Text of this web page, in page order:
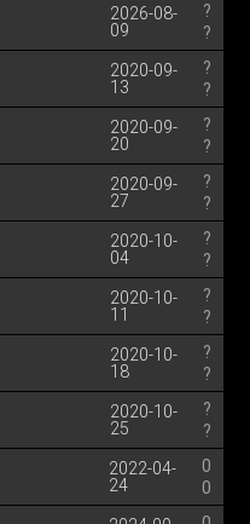
2026-08-
09
?
?
2020-09-
13
?
?
2020-09-
20
?
?
2020-09-
27
?
?
2020-10-
04
?
?
2020-10-
11
?
?
2020-10-
18
?
?
2020-10-
25
?
?
2022-04-
24
0
0